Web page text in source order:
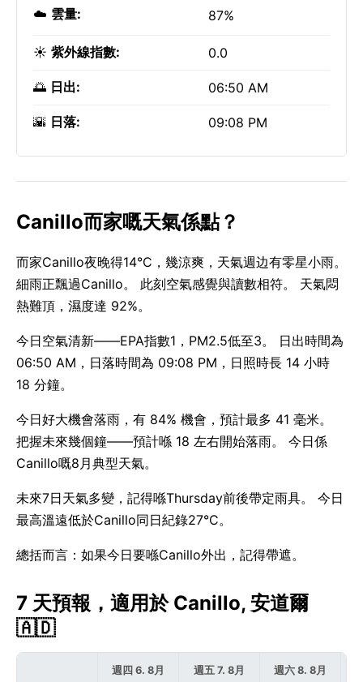
☁️ 雲量: 87%
☀️ 紫外線指數: 0.0
🌅 日出: 06:50 AM
🌇 日落: 09:08 PM
Canillo而家嘅天氣係點？
而家Canillo夜晚得14°C，幾涼爽，天氣週边有零星小雨。
細雨正飄過Canillo。 此刻空氣感覺與讀數相符。 天氣悶
熱難頂，濕度達 92%。
今日空氣清新——EPA指數1，PM2.5低至3。 日出時間為
06:50 AM，日落時間為 09:08 PM，日照時長 14 小時
18 分鐘。
今日好大機會落雨，有 84% 機會，預計最多 41 毫米。
把握未來幾個鐘——預計喺 18 左右開始落雨。 今日係
Canillo嘅8月典型天氣。
未來7日天氣多變，記得喺Thursday前後帶定雨具。 今日
最高溫遠低於Canillo同日紀錄27°C。
總括而言：如果今日要喺Canillo外出，記得帶遮。
7 天預報，適用於 Canillo, 安道爾
🇦🇩
週四 6. 8月 週五 7. 8月 週六 8. 8月